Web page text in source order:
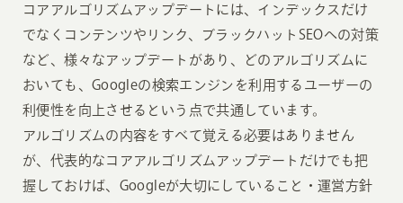
コアアルゴリズムアップデートには、インデックスだけ
でなくコンテンツやリンク、ブラックハットSEOへの対策
など、様々なアップデートがあり、どのアルゴリズムに
おいても、Googleの検索エンジンを利用するユーザーの
利便性を向上させるという点で共通しています。
アルゴリズムの内容をすべて覚える必要はありません
が、代表的なコアアルゴリズムアップデートだけでも把
握しておけば、Googleが大切にしていること・運営方針